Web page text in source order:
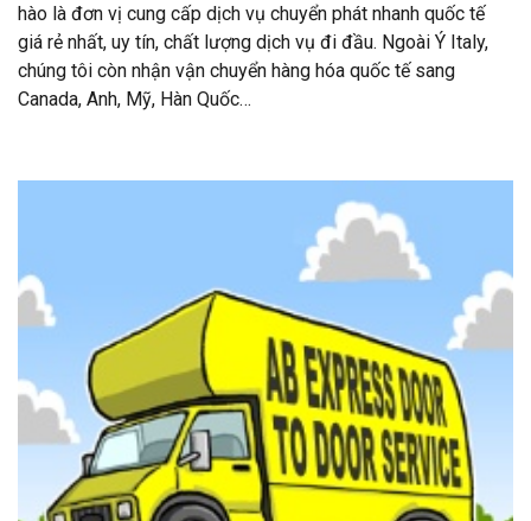
hào là đơn vị cung cấp dịch vụ chuyển phát nhanh quốc tế
giá rẻ nhất, uy tín, chất lượng dịch vụ đi đầu. Ngoài Ý Italy,
chúng tôi còn nhận vận chuyển hàng hóa quốc tế sang
Canada, Anh, Mỹ, Hàn Quốc…